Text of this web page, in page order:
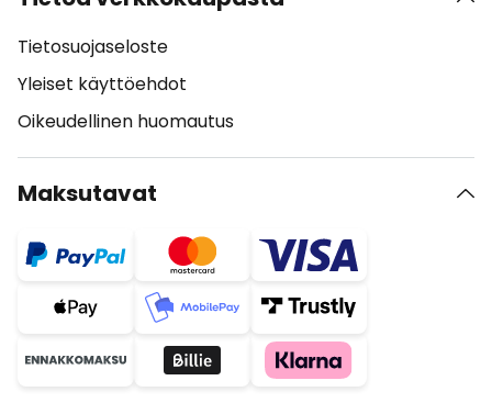
Tietosuojaseloste
Yleiset käyttöehdot
Oikeudellinen huomautus
Maksutavat